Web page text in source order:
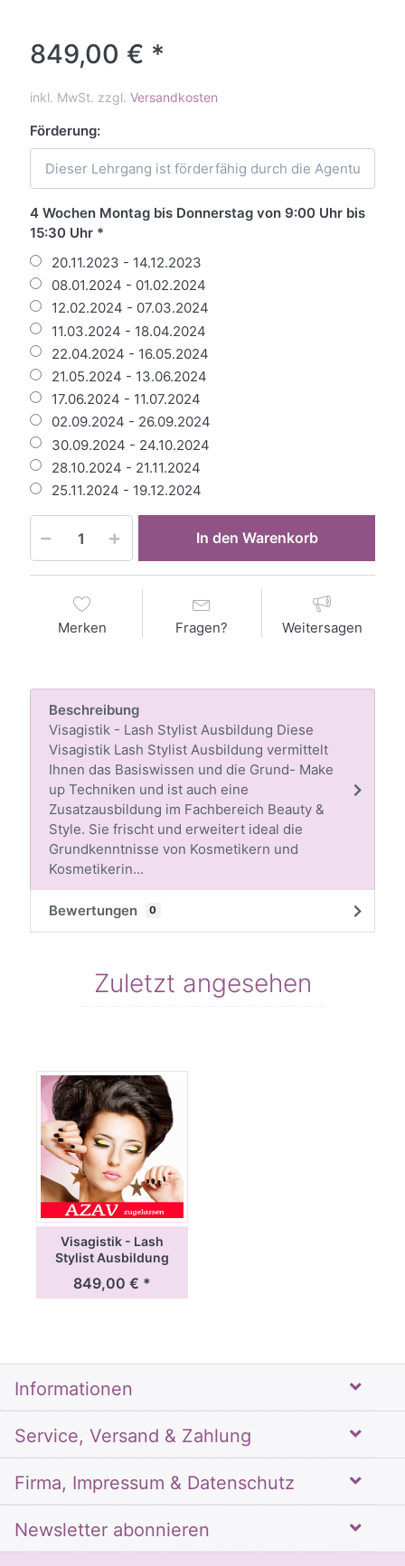
849,00 € *
inkl. MwSt. zzgl. Versandkosten
Förderung:
4 Wochen Montag bis Donnerstag von 9:00 Uhr bis
15:30 Uhr
20.11.2023 - 14.12.2023
08.01.2024 - 01.02.2024
12.02.2024 - 07.03.2024
11.03.2024 - 18.04.2024
22.04.2024 - 16.05.2024
21.05.2024 - 13.06.2024
17.06.2024 - 11.07.2024
02.09.2024 - 26.09.2024
30.09.2024 - 24.10.2024
28.10.2024 - 21.11.2024
25.11.2024 - 19.12.2024
In den Warenkorb
Merken Fragen? Weitersagen
Beschreibung
Visagistik - Lash Stylist Ausbildung Diese
Visagistik Lash Stylist Ausbildung vermittelt
Ihnen das Basiswissen und die Grund- Make
up Techniken und ist auch eine
Zusatzausbildung im Fachbereich Beauty &
Style. Sie frischt und erweitert ideal die
Grundkenntnisse von Kosmetikern und
Kosmetikerin...
Bewertungen 0
Zuletzt angesehen
Visagistik - Lash
Stylist Ausbildung
849,00 € *
Informationen
Service, Versand & Zahlung
Firma, Impressum & Datenschutz
Newsletter abonnieren